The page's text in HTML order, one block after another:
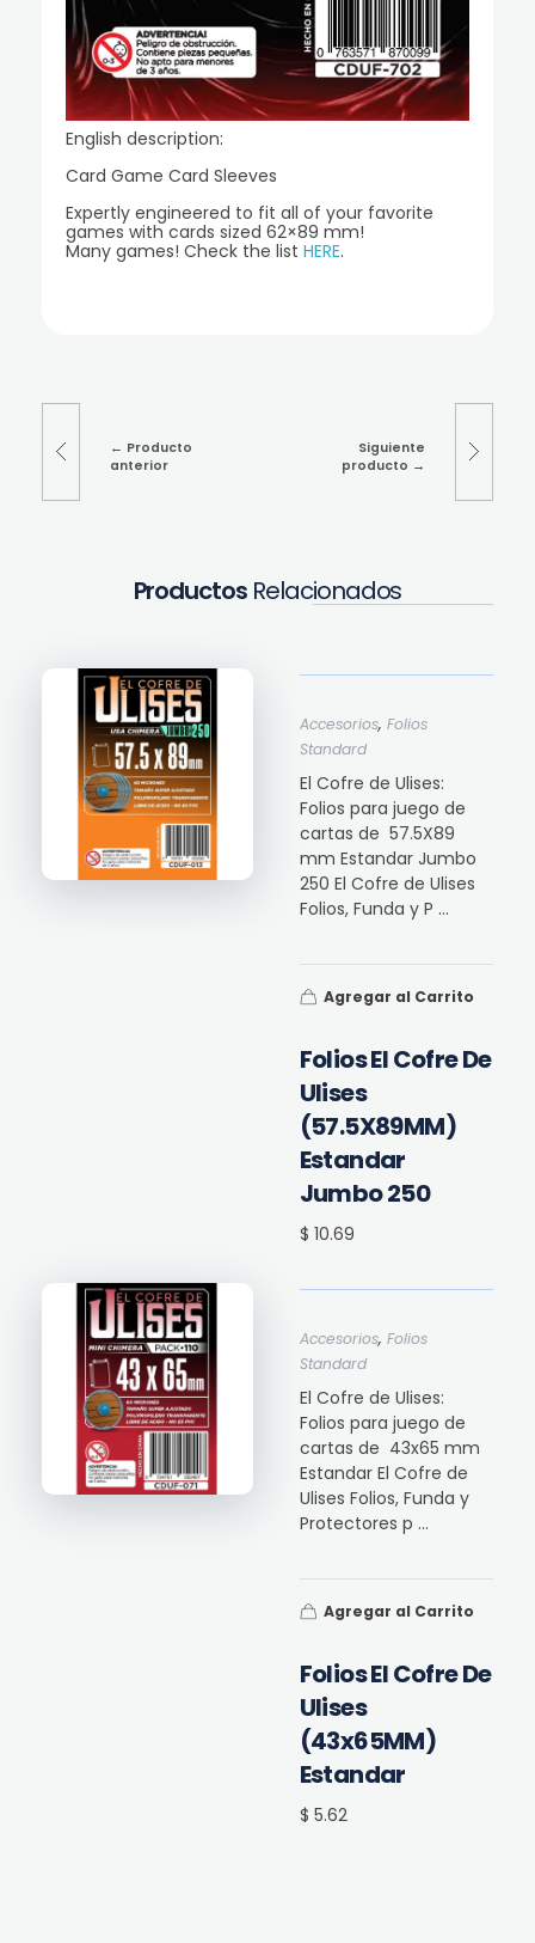
English description:
Card Game Card Sleeves
Expertly engineered to fit all of your favorite
games with cards sized 62×89 mm!
Many games! Check the list HERE.
Producto
anterior
Siguiente
producto
Productos Relacionados
Folios El Cofre De
Ulises
(57.5X89MM)
Estandar
Jumbo 250
$ 10.69
Accesorios, Folios
Standard
El Cofre de Ulises:
Folios para juego de
cartas de 57.5X89
mm Estandar Jumbo
250 El Cofre de Ulises
Folios, Funda y P ...
Agregar al Carrito
Folios El Cofre De
Ulises
(43x65MM)
Estandar
$ 5.62
Accesorios, Folios
Standard
El Cofre de Ulises:
Folios para juego de
cartas de 43x65 mm
Estandar El Cofre de
Ulises Folios, Funda y
Protectores p ...
Agregar al Carrito